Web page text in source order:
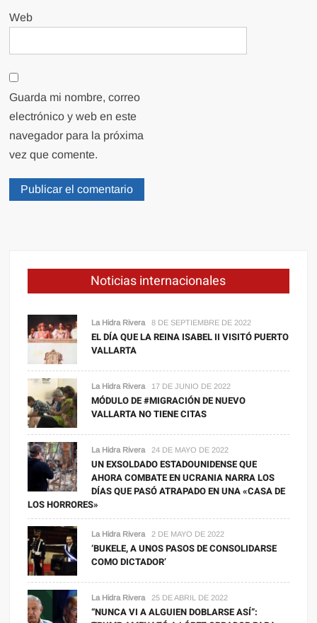
Web
Guarda mi nombre, correo
electrónico y web en este
navegador para la próxima
vez que comente.
Noticias internacionales
La Hidra Rivera 8 DE SEPTIEMBRE DE 2022
EL DÍA QUE LA REINA ISABEL II VISITÓ PUERTO
VALLARTA
La Hidra Rivera 17 DE JUNIO DE 2022
MÓDULO DE #MIGRACIÓN DE NUEVO
VALLARTA NO TIENE CITAS
La Hidra Rivera 24 DE MAYO DE 2022
UN EXSOLDADO ESTADOUNIDENSE QUE
AHORA COMBATE EN UCRANIA NARRA LOS
DÍAS QUE PASÓ ATRAPADO EN UNA «CASA DE
LOS HORRORES»
La Hidra Rivera 2 DE MAYO DE 2022
‘BUKELE, A UNOS PASOS DE CONSOLIDARSE
COMO DICTADOR’
La Hidra Rivera 25 DE ABRIL DE 2022
“NUNCA VI A ALGUIEN DOBLARSE ASÍ”: